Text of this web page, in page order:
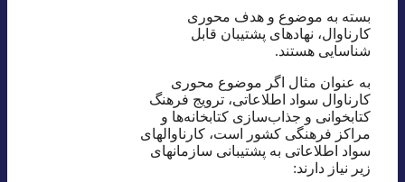
بسته به موضوع و هدف محوری
کارناوال، نهادهای پشتیبان قابل
شناسایی هستند.
به عنوان مثال اگر موضوع محوری
کارناوال سواد اطلاعاتی، ترویج فرهنگ
کتابخوانی و جذاب‌سازی کتابخانه‌ها و
مراکز فرهنگی کشور است، کارناوالهای
سواد اطلاعاتی به پشتیبانی سازمانهای
زیر نیاز دارند: